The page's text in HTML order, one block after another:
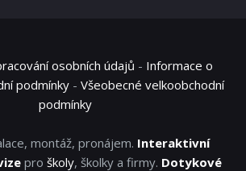
osobních údajů - Informace o
podmínky- Všeobecné velkoobchodní
podmínky
montáž, pronájem. Interaktivní
pro školy, školky a firmy. Dotykové